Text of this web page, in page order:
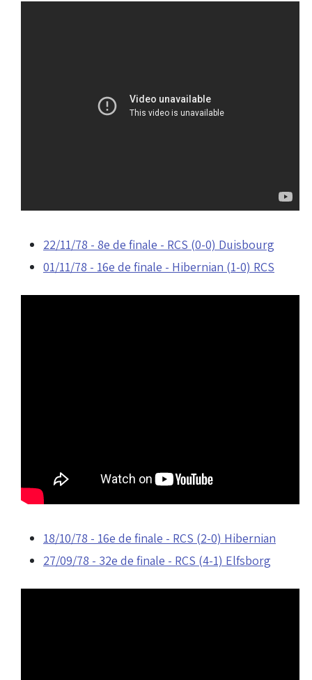
22/11/78 - 8e de finale - RCS (0-0) Duisbourg
01/11/78 - 16e de finale - Hibernian (1-0) RCS
18/10/78 - 16e de finale - RCS (2-0) Hibernian
27/09/78 - 32e de finale - RCS (4-1) Elfsborg